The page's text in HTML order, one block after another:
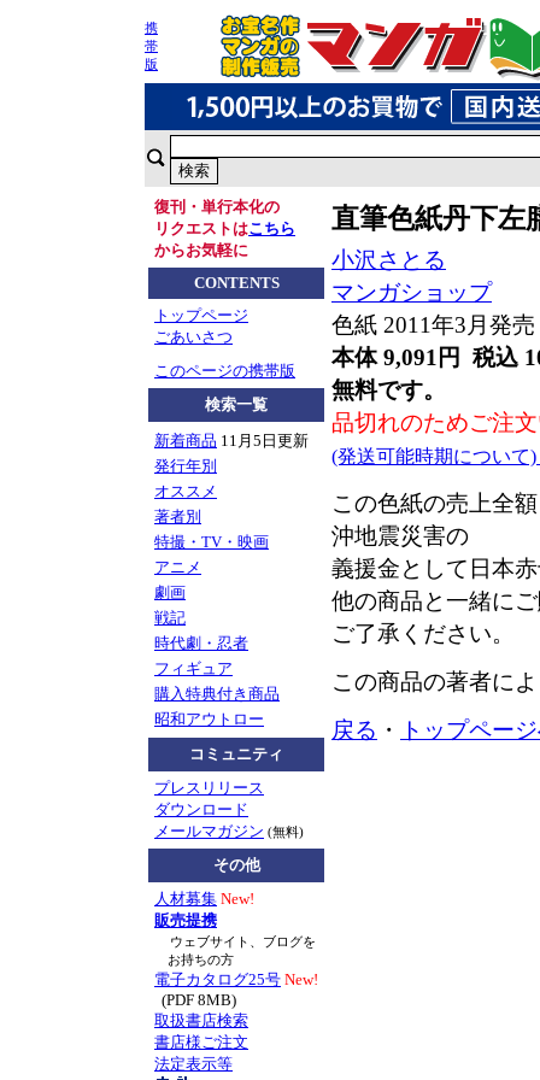
携
帯
版
復刊・単行本化の
リクエストはこちら
からお気軽に
CONTENTS
トップページ
ごあいさつ
このページの携帯版
検索一覧
新着商品 11月5日更新
発行年別
オススメ
著者別
特撮・TV・映画
アニメ
劇画
戦記
時代劇・忍者
フィギュア
購入特典付き商品
昭和アウトロー
コミュニティ
プレスリリース
ダウンロード
メールマガジン (無料)
その他
人材募集 New!
販売提携
ウェブサイト、ブログを
お持ちの方
電子カタログ25号 New!
(PDF 8MB)
取扱書店検索
書店様ご注文
法定表示等
直筆色紙丹下左
小沢さとる
マンガショップ
色紙 2011年3月発売
本体 9,091円 税込
無料です。
品切れのためご注
(発送可能時期について)
この色紙の売上全
沖地震災害の
義援金として日本
他の商品と一緒に
ご了承ください。
この商品の著者に
戻る ・ トップペー